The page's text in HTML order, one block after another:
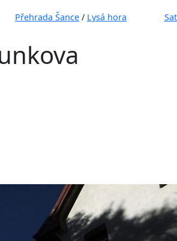
Přehrada Šance / Lysá hora